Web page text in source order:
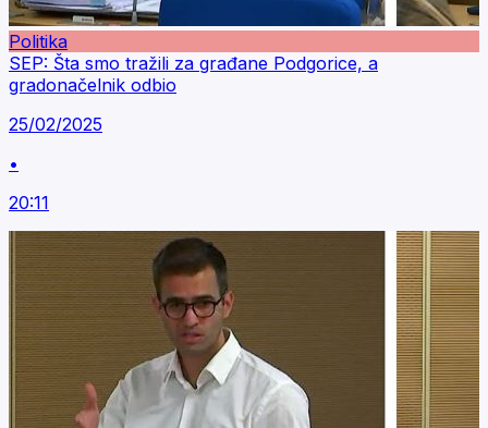
Politika
SEP: Šta smo tražili za građane Podgorice, a
gradonačelnik odbio
25/02/2025
•
20:11